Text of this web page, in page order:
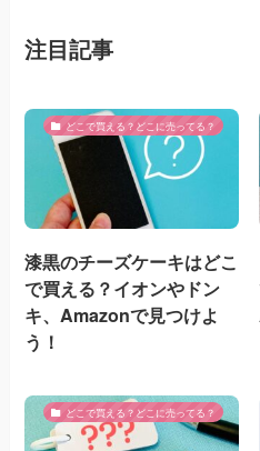
注目記事
どこで買える？どこに売ってる？
漆黒のチーズケーキはどこ
で買える？イオンやドン
キ、Amazonで見つけよ
う！
どこで買える？どこに売ってる？